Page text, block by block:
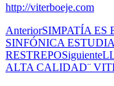
http://viterboeje.com
Navegación
entre
publicaciones
AnteriorPublicación
anterior:
SIMPATÍA ES
SINFÓNICA
RESTREPOSiguiente
ALTA CALIDAD¨